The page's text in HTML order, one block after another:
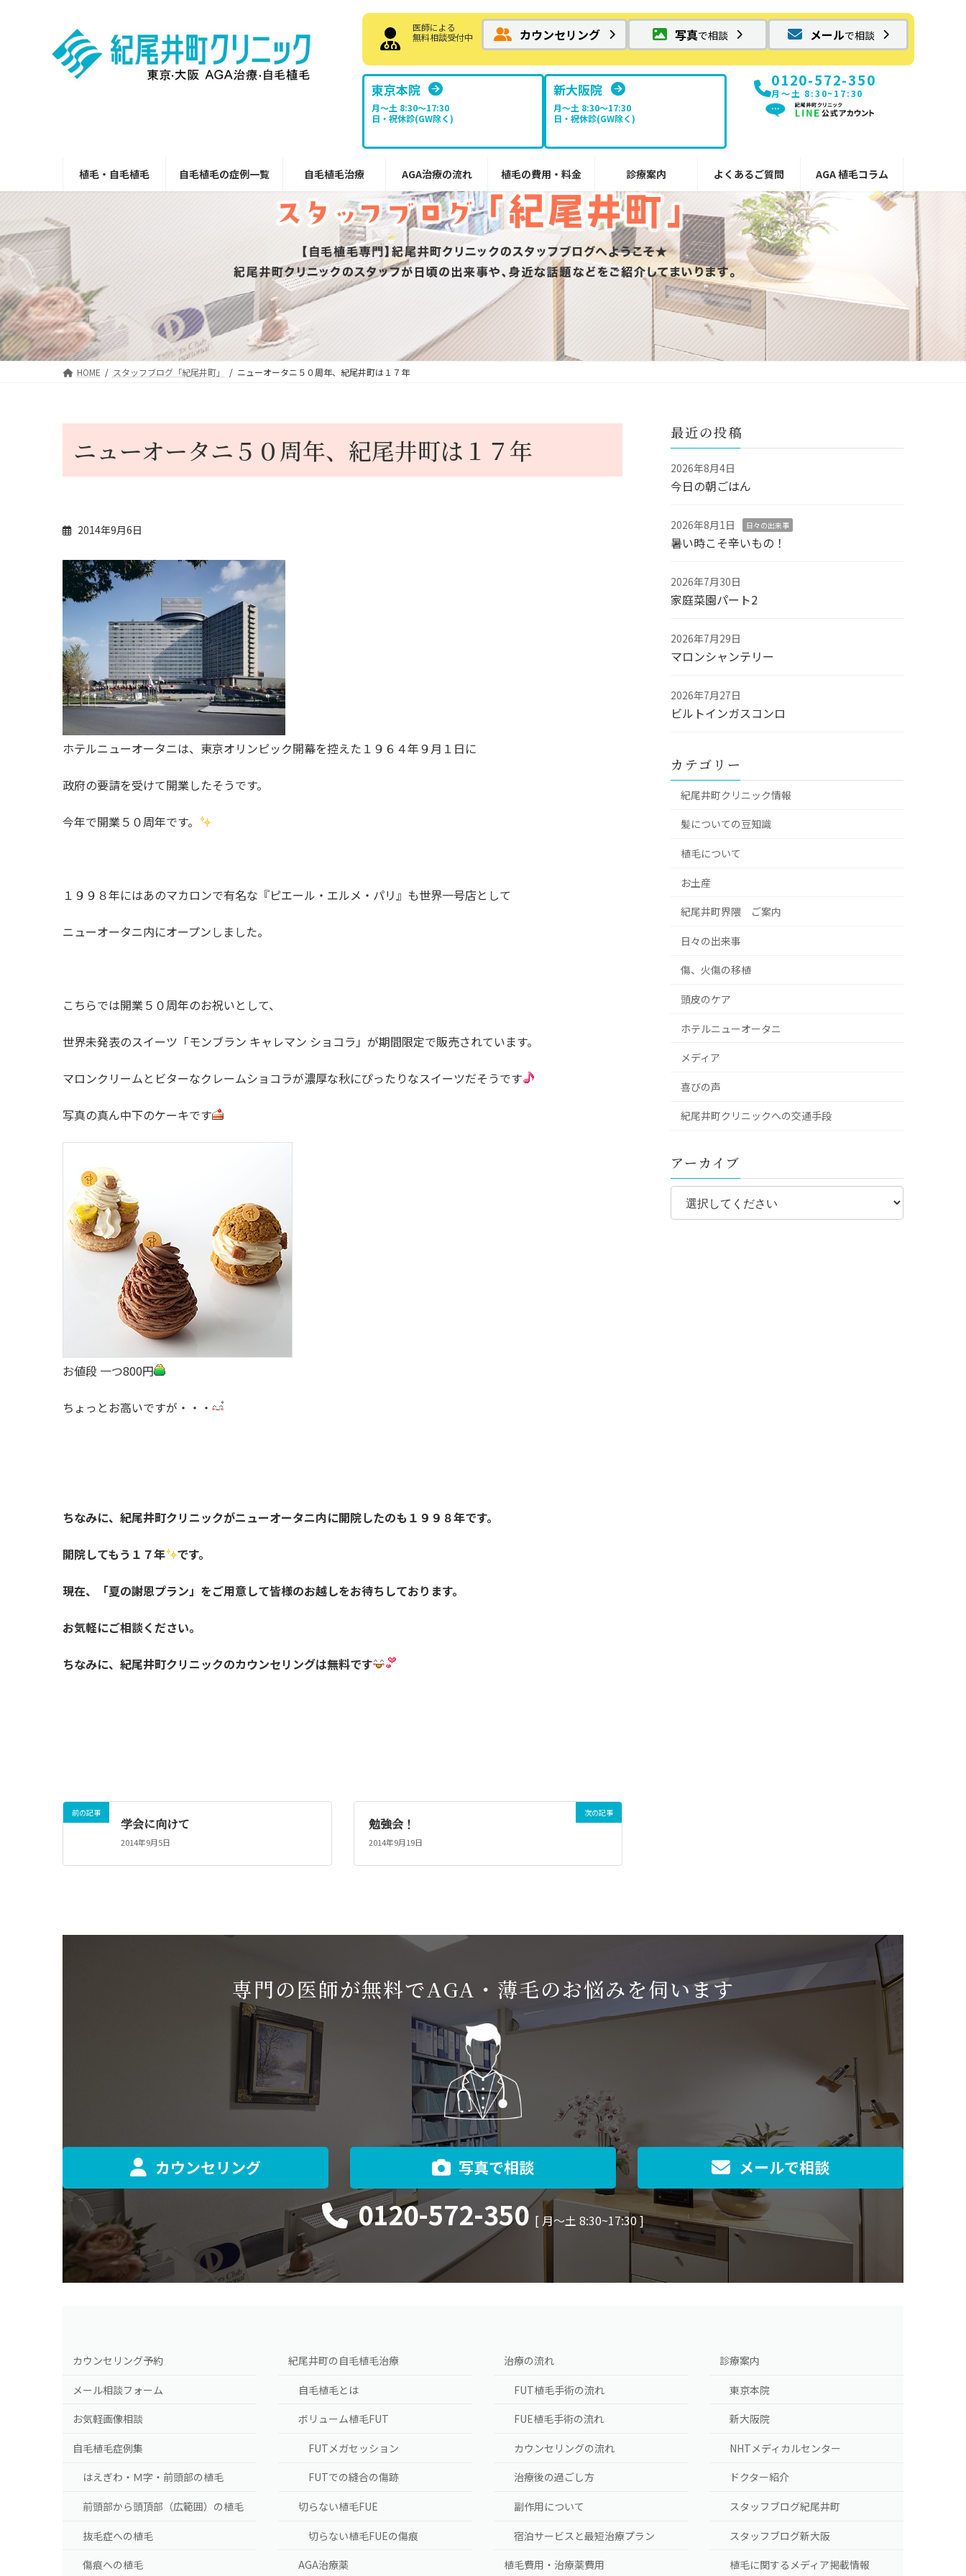
医師による
無料相談受付中
カウンセリング 写真で相談 メールで相談
東京本院
月～土 8:30〜17:30
日・祝休診(GW除く)
新大阪院
月～土 8:30〜17:30
日・祝休診(GW除く)
0120-572-350
月〜土 8:30~17:30
植毛・自毛植毛 自毛植毛の症例一覧 自毛植毛治療 AGA治療の流れ 植毛の費用・料金 診療案内 よくあるご質問 AGA 植毛コラム
HOME スタッフブログ「紀尾井町」 ニューオータニ５０周年、紀尾井町は１７年
ニューオータニ５０周年、紀尾井町は１７年
2014年9月6日
ホテルニューオータニは、東京オリンピック開幕を控えた１９６４年９月１日に
政府の要請を受けて開業したそうです。
今年で開業５０周年です。
１９９８年にはあのマカロンで有名な『ピエール・エルメ・パリ』も世界一号店として
ニューオータニ内にオープンしました。
こちらでは開業５０周年のお祝いとして、
世界未発表のスイーツ「モンブラン キャレマン ショコラ」が期間限定で販売されています。
マロンクリームとビターなクレームショコラが濃厚な秋にぴったりなスイーツだそうです
写真の真ん中下のケーキです
お値段 一つ800円
ちょっとお高いですが・・・
ちなみに、紀尾井町クリニックがニューオータニ内に開院したのも１９９８年です。
開院してもう１７年 です。
現在、「夏の謝恩プラン」をご用意して皆様のお越しをお待ちしております。
お気軽にご相談ください。
ちなみに、紀尾井町クリニックのカウンセリングは無料です
前の記事
学会に向けて
2014年9月5日
次の記事
勉強会！
2014年9月19日
最近の投稿
2026年8月4日
今日の朝ごはん
2026年8月1日 日々の出来事
暑い時こそ辛いもの！
2026年7月30日
家庭菜園パート2
2026年7月29日
マロンシャンテリー
2026年7月27日
ビルトインガスコンロ
カテゴリー
紀尾井町クリニック情報
髪についての豆知識
植毛について
お土産
紀尾井町界隈 ご案内
日々の出来事
傷、火傷の移植
頭皮のケア
ホテルニューオータニ
メディア
喜びの声
紀尾井町クリニックへの交通手段
アーカイブ
専門の医師が無料でAGA・薄毛のお悩みを伺います
カウンセリング 写真で相談 メールで相談
0120-572-350 [ 月〜土 8:30~17:30 ]
カウンセリング予約
メール相談フォーム
お気軽画像相談
自毛植毛症例集
はえぎわ・Ｍ字・前頭部の植毛
前頭部から頭頂部（広範囲）の植毛
抜毛症への植毛
傷痕への植毛
紀尾井町の自毛植毛治療
自毛植毛とは
ボリューム植毛FUT
FUTメガセッション
FUTでの縫合の傷跡
切らない植毛FUE
切らない植毛FUEの傷痕
AGA治療薬
治療の流れ
FUT植毛手術の流れ
FUE植毛手術の流れ
カウンセリングの流れ
治療後の過ごし方
副作用について
宿泊サービスと最短治療プラン
植毛費用・治療薬費用
診療案内
東京本院
新大阪院
NHTメディカルセンター
ドクター紹介
スタッフブログ紀尾井町
スタッフブログ新大阪
植毛に関するメディア掲載情報